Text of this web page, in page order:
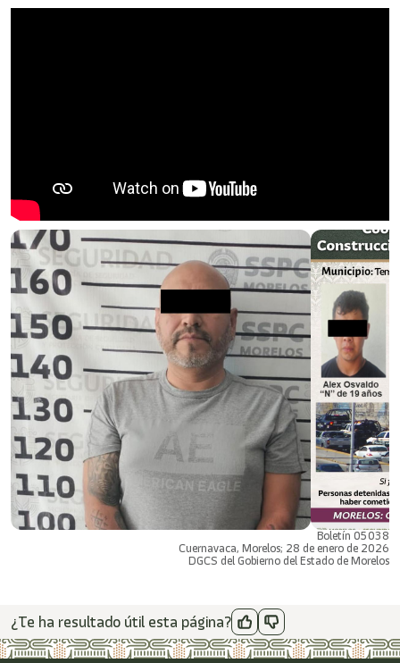
Boletín 05038
Cuernavaca, Morelos; 28 de enero de 2026
DGCS del Gobierno del Estado de Morelos
¿Te ha resultado útil esta página?